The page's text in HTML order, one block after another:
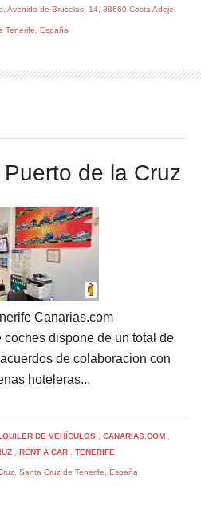
Avenida de Bruselas, 14, 38660 Costa Adeje,
Tenerife, España
de la Cruz
Canarias.com
dispone de un total de
de colaboracion con
hoteleras...
DE VEHÍCULOS , CANARIAS.COM ,
, RENT A CAR , TENERIFE
Santa Cruz de Tenerife, España